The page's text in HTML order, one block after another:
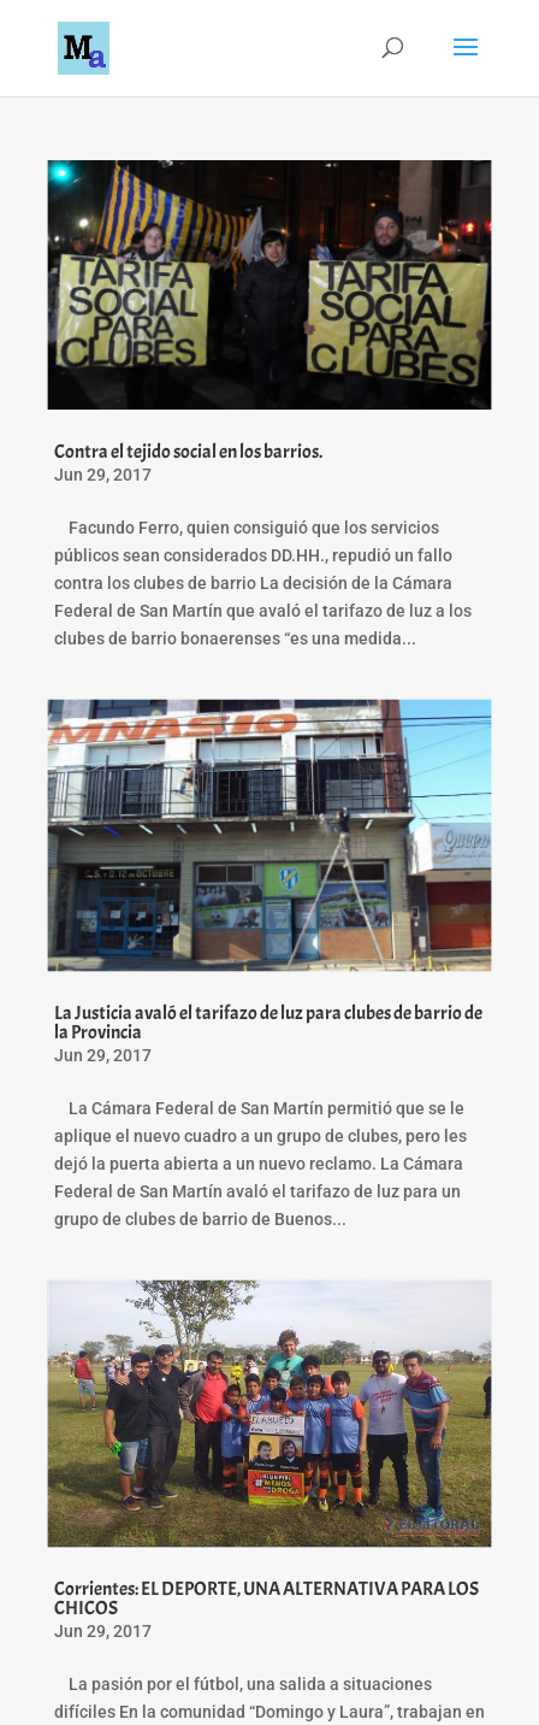
Contra el tejido social en los barrios.
Jun 29, 2017
Facundo Ferro, quien consiguió que los servicios
públicos sean considerados DD.HH., repudió un fallo
contra los clubes de barrio La decisión de la Cámara
Federal de San Martín que avaló el tarifazo de luz a los
clubes de barrio bonaerenses “es una medida...
La Justicia avaló el tarifazo de luz para clubes de barrio de
la Provincia
Jun 29, 2017
La Cámara Federal de San Martín permitió que se le
aplique el nuevo cuadro a un grupo de clubes, pero les
dejó la puerta abierta a un nuevo reclamo. La Cámara
Federal de San Martín avaló el tarifazo de luz para un
grupo de clubes de barrio de Buenos...
Corrientes: EL DEPORTE, UNA ALTERNATIVA PARA LOS
CHICOS
Jun 29, 2017
La pasión por el fútbol, una salida a situaciones
difíciles En la comunidad “Domingo y Laura”, trabajan en